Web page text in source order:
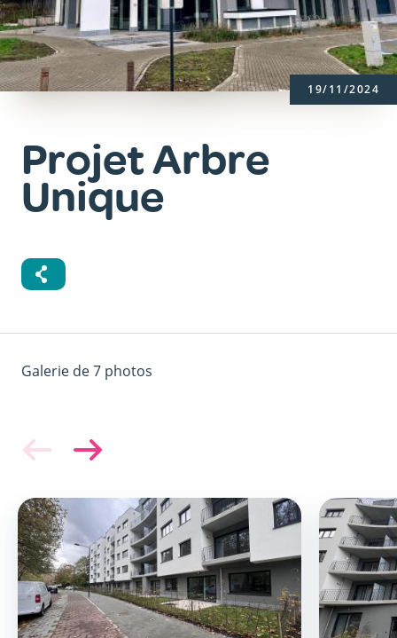
Projet Arbre
Unique
19/11/2024
Galerie de 7 photos
Image Image